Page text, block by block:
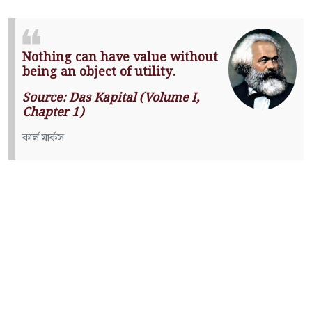
Nothing can have value without
being an object of utility.
Source: Das Kapital (Volume I,
Chapter 1)
কার্ল মার্কস